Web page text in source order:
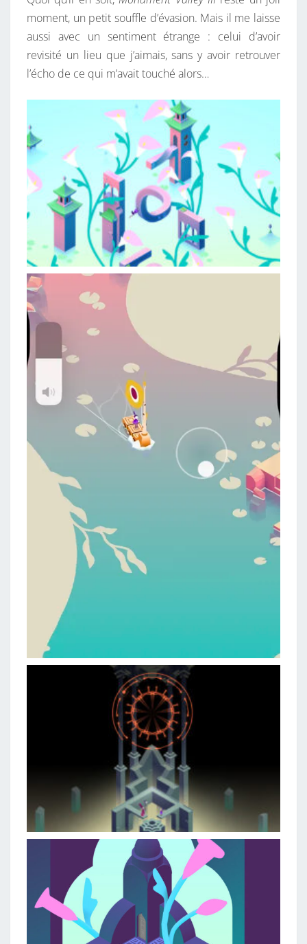
moment, un petit souffle d’évasion. Mais il me laisse
aussi avec un sentiment étrange : celui d’avoir
revisité un lieu que j’aimais, sans y avoir retrouver
l’écho de ce qui m’avait touché alors…